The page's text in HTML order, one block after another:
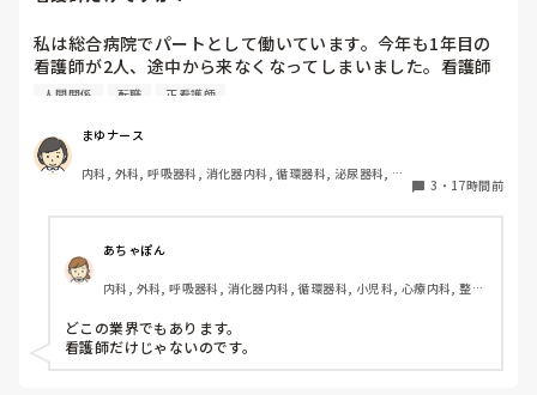
私は総合病院でパートとして働いています。今年も1年目の
看護師が2人、途中から来なくなってしまいました。看護師
として働いていると、指導の場面で「そこまで強く言わなく
患者さんの安全を守るために、厳しく伝えなければならない
場面があることは理解しています。ただ、内容よりも言い方
こうした厳しい指導や人間関係は、看護師という職業ならで
はなのでしょうか。それとも、他の職種でも同じようなこと
はあるのでしょうか？看護師以外の仕事を経験したことがあ
る方や、転職経験のある方のお話も聞いてみたいです。
人間関係 転職 正看護師
まゆナース
内科, 外科, 呼吸器科, 消化器内科, 循環器科, 泌尿器科, 病
3 ・ 17時間前
あちゃぽん
内科, 外科, 呼吸器科, 消化器内科, 循環器科, 小児科, 心療内科, 整形
合診療科, 救急科, 超急性期, ICU, CCU, HCU, その他の科, ママナー
ス, 外来, 神経内科, 脳神経外科, NICU, 消化器外科, 一般病院, 慢性
期, 回復期, 終末期, オペ室, 透析, 検診・健診
どこの業界でもあります。
看護師だけじゃないのです。